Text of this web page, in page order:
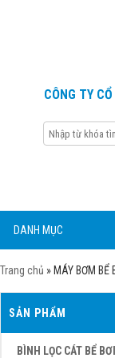
CÔNG TY
DANH MỤC
Trang chủ » MÁY BƠM BỂ
SẢN PHẨM
BÌNH LỌC CÁT BỂ BƠI